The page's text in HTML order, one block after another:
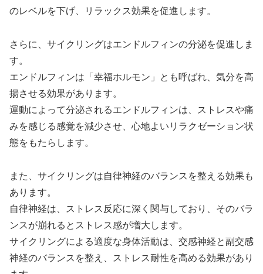
のレベルを下げ、リラックス効果を促進します。
さらに、サイクリングはエンドルフィンの分泌を促進しま
す。
エンドルフィンは「幸福ホルモン」とも呼ばれ、気分を高
揚させる効果があります。
運動によって分泌されるエンドルフィンは、ストレスや痛
みを感じる感覚を減少させ、心地よいリラクゼーション状
態をもたらします。
また、サイクリングは自律神経のバランスを整える効果も
あります。
自律神経は、ストレス反応に深く関与しており、そのバラ
ンスが崩れるとストレス感が増大します。
サイクリングによる適度な身体活動は、交感神経と副交感
神経のバランスを整え、ストレス耐性を高める効果があり